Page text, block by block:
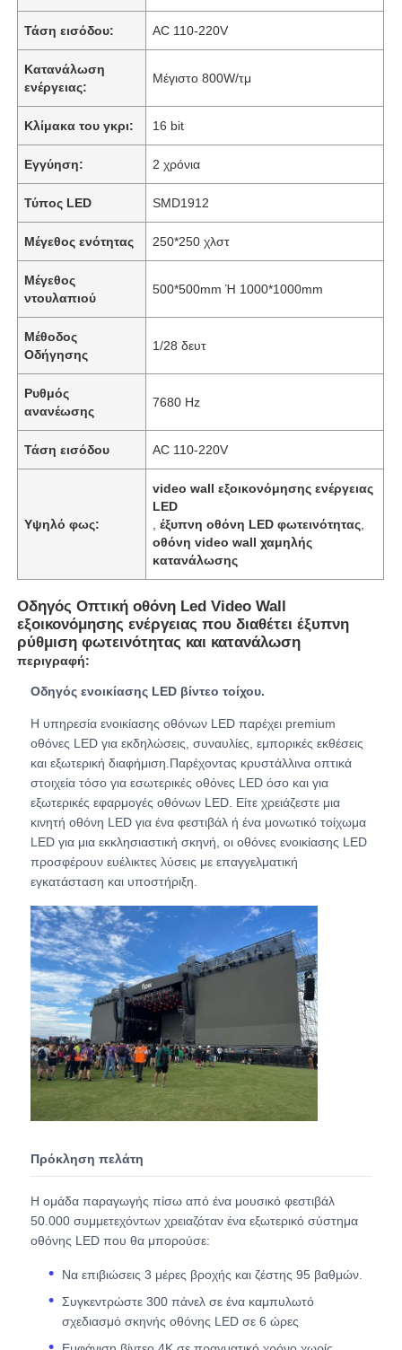
Αρχική
Εκπομπή VR
Σχετικά με εμάς
Ποιοτικός έλεγχος
Επικοινωνήστε μαζί μας
Ειδήσεις
Υποθέσεις
Ζητήστε μια προσφορά
Οθόνη LED Video Wall
οθόνη οθόνης LED
Οθόνη των οδηγήσεων συναυλίας
Ενοικίαση οθόνης LED σκηνής
Cob LED Video Wall
Τάση εισόδου: AC 110-220V
Κατανάλωση
ενέργειας:
Μέγιστο 800W/τμ
Κλίμακα του γκρι: 16 bit
Εγγύηση: 2 χρόνια
Τύπος LED SMD1912
Μέγεθος ενότητας 250*250 χλστ
Μέγεθος
ντουλαπιού
500*500mm Ή 1000*1000mm
Μέθοδος
Οδήγησης
1/28 δευτ
Ρυθμός
ανανέωσης
7680 Hz
Τάση εισόδου AC 110-220V
Υψηλό φως:
video wall εξοικονόμησης ενέργειας
LED
,έξυπνη οθόνη LED φωτεινότητας
οθόνη video wall χαμηλής
κατανάλωσης
Οδηγός Οπτική οθόνη Led Video Wall
εξοικονόμησης ενέργειας που διαθέτει έξυπνη
ρύθμιση φωτεινότητας και κατανάλωση
περιγραφή:
Οδηγός ενοικίασης LED βίντεο τοίχου.
Η υπηρεσία ενοικίασης οθόνων LED παρέχει premium
οθόνες LED για εκδηλώσεις, συναυλίες, εμπορικές εκθέσεις
και εξωτερική διαφήμιση.Παρέχοντας κρυστάλλινα οπτικά
στοιχεία τόσο για εσωτερικές οθόνες LED όσο και για
εξωτερικές εφαρμογές οθόνων LED. Είτε χρειάζεστε μια
κινητή οθόνη LED για ένα φεστιβάλ ή ένα μονωτικό τοίχωμα
LED για μια εκκλησιαστική σκηνή, οι οθόνες ενοικίασης LED
προσφέρουν ευέλικτες λύσεις με επαγγελματική
εγκατάσταση και υποστήριξη.
Πρόκληση πελάτη
Η ομάδα παραγωγής πίσω από ένα μουσικό φεστιβάλ
50.000 συμμετεχόντων χρειαζόταν ένα εξωτερικό σύστημα
οθόνης LED που θα μπορούσε:
Να επιβιώσεις 3 μέρες βροχής και ζέστης 95 βαθμών.
Συγκεντρώστε 300 πάνελ σε ένα καμπυλωτό
σχεδιασμό σκηνής οθόνης LED σε 6 ώρες